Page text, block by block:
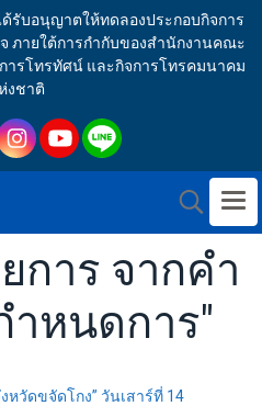
รับอนุญาตให้ทดลองประกอบกิจการ
ภายใต้การกำกับของสำนักงานคณะ
ารโทรทัศน์ และกิจการโทรคมนาคม
งชาติ
การ จากคำ
ำหนดการ"
หวัดขจัดโกง” วันเสาร์ที่ 14